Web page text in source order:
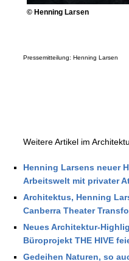
© Henning Larsen
Pressemitteilung: Henning Larsen
Weitere Artikel im
Henning Larsens neuer
Arbeitswelt mit privater
Architektus, Henning
Canberra Theater
Neues Architektur-
Büroprojekt THE HIVE
Gedeihen Naturen, so